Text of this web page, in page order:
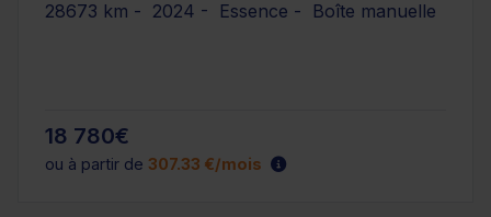
28673 km - 2024 - Essence - Boîte manuelle
18 780€
ou à partir de 307.33 €/mois